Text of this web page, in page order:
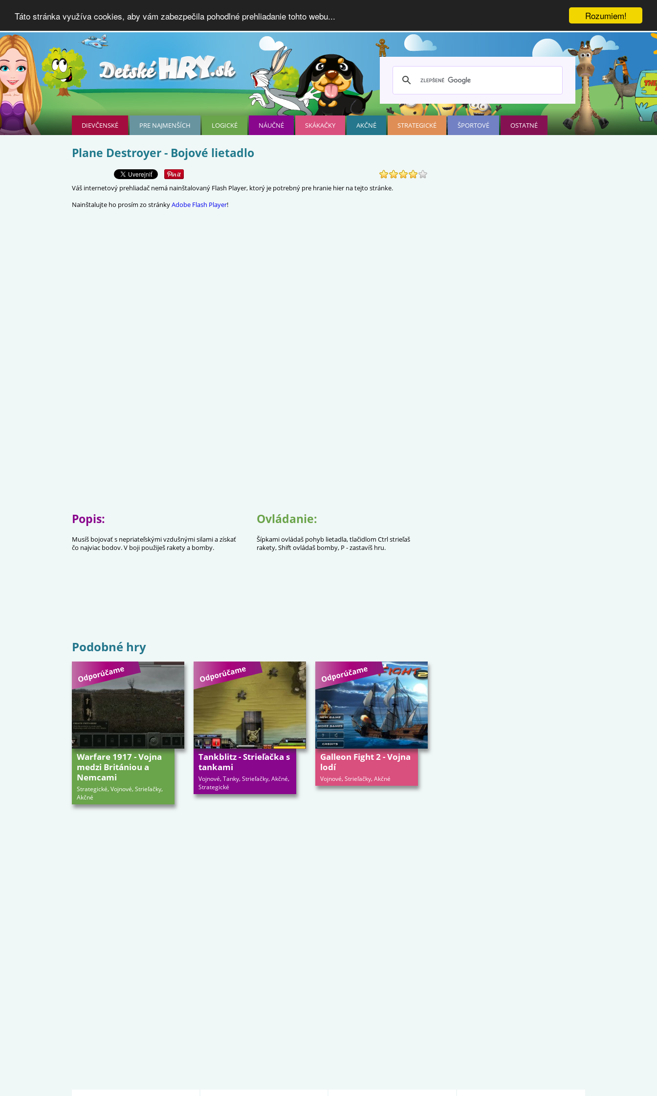
Rozumiem!
Táto stránka využíva cookies, aby vám zabezpečila pohodlné prehliadanie tohto webu...
DIEVČENSKÉ PRE NAJMENŠÍCH LOGICKÉ NÁUČNÉ SKÁKAČKY AKČNÉ STRATEGICKÉ ŠPORTOVÉ OSTATNÉ
Plane Destroyer - Bojové lietadlo
Váš internetový prehliadač nemá nainštalovaný Flash Player, ktorý je potrebný pre hranie hier na tejto stránke.
Nainštalujte ho prosím zo stránkyAdobe Flash Player!
Popis:
Musíš bojovať s nepriateľskými vzdušnými silami a získať
čo najviac bodov. V boji použiješ rakety a bomby.
Ovládanie:
Šípkami ovládaš pohyb lietadla, tlačidlom Ctrl strieľaš
rakety, Shift ovládaš bomby, P - zastavíš hru.
Podobné hry
Warfare 1917 - Vojna
medzi Britániou a
Nemcami
Strategické,Vojnové,Strieľačky,
Akčné
Tankblitz - Strieľačka s
tankami
Vojnové,Tanky,Strieľačky,Akčné,
Strategické
Galleon Fight 2 - Vojna
lodí
Vojnové,Strieľačky,Akčné